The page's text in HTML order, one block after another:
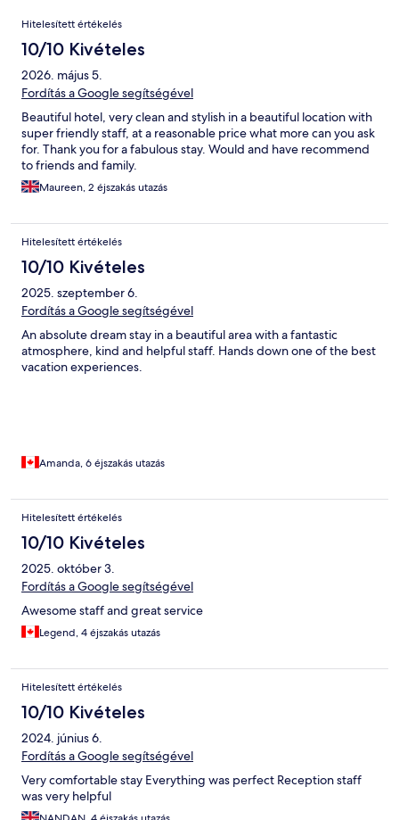
Értékelések
Hitelesített értékelés
10/10 Kivételes
2026. május 5.
Fordítás a Google segítségével
Beautiful hotel, very clean and stylish in a beautiful location with
super friendly staff, at a reasonable price what more can you ask
for. Thank you for a fabulous stay. Would and have recommend
to friends and family.
Maureen, 2 éjszakás utazás
Hitelesített értékelés
10/10 Kivételes
2025. szeptember 6.
Fordítás a Google segítségével
An absolute dream stay in a beautiful area with a fantastic
atmosphere, kind and helpful staff. Hands down one of the best
vacation experiences.
Amanda, 6 éjszakás utazás
Hitelesített értékelés
10/10 Kivételes
2025. október 3.
Fordítás a Google segítségével
Awesome staff and great service
Legend, 4 éjszakás utazás
Hitelesített értékelés
10/10 Kivételes
2024. június 6.
Fordítás a Google segítségével
Very comfortable stay Everything was perfect Reception staff
was very helpful